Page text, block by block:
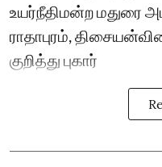
உயர்நீதிமன்ற மதுரை
ராதாபுரம்,
குறித்து புகார்